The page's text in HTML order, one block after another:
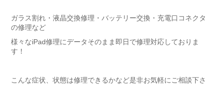
ガラス割れ・液晶交換修理・バッテリー交換・充電口コネクタ
の修理など
様々なiPad修理にデータそのまま即日で修理対応しておりま
す！
こんな症状、状態は修理できるかなど是非お気軽にご相談下さ